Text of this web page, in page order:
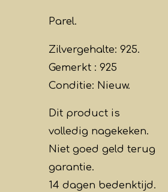
Parel.
Zilvergehalte: 925.
Gemerkt : 925
Conditie: Nieuw.
Dit product is
volledig nagekeken.
Niet goed geld terug
garantie.
14 dagen bedenktijd.